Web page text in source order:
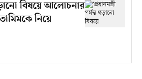
গড়ানো বিষয়ে আলোচনার
নিয়ে